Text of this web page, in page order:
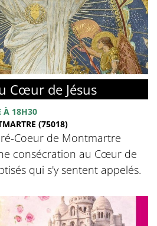
© Basilique du Sacré-Coeur de Montmartre
Cœur de Jésus
À 18H30
(75018)
Coeur de Montmartre
consécration au Cœur de
qui s'y sentent appelés.